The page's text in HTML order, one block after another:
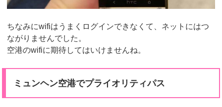
ちなみにwifiはうまくログインできなくて、ネットにはつ
ながりませんでした。
空港のwifiに期待してはいけませんね。
ミュンヘン空港でプライオリティパス